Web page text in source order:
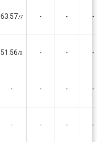
63.57/7 - - -
51.56/9 - - -
- - - -
- - - -